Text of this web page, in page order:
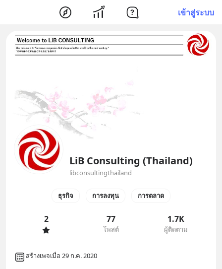
เข้าสู่ระบบ
LiB Consulting (Thailand)
libconsultingthailand
ธุรกิจ การลงทุน การตลาด
2 77
โพสต์
1.7K
ผู้ติดตาม
สร้างเพจเมื่อ 29 ก.ค. 2020